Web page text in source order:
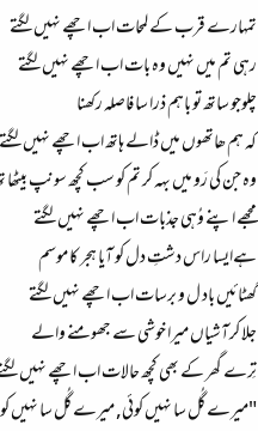
تمہارے قرب کے لمحات اب اچھے نہیں لگتے
رہی تم میں نہیں وہ بات اب اچھے نہیں لگتے
چلوجو ساتھ تو باہم ذرا سا فاصلہ رکھنا
کہ ہم ھاتھوں میں ڈالے ہاتھ اب اچھے نہیں لگتے
وہ جن کی رَو میں بہہ کر تم کو سب کچھ سونپ بیٹھا
مجھے اپنے وُہی جذبات اب اچھے نہیں لگتے
ہےایسا راس دشتِ دل کو آیا ہجر کا موسم
گھٹائیں باد ل و برسات اب اچھے نہیں لگتے
جلا کرآشیاں میرا خوشی سے جھومنے والے
تِرے گھر کے بھی کچھ حالات اب اچھے نہیں
"میرے گُل سا نہیں کوئی, میرے گُل سا نہیں